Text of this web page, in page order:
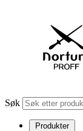
Søk
Produkter